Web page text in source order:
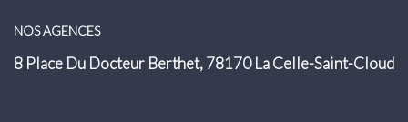
NOS AGENCES
8 Place Du Docteur Berthet, 78170 La Celle-Saint-Cloud